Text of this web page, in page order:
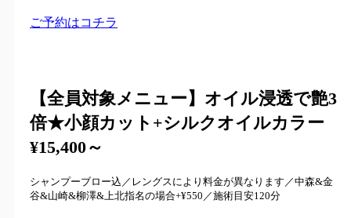
ご予約はコチラ
【全員対象メニュー】 オイル浸透で艶3
倍★小顔カット+シルクオイルカラー
¥15,400～
シャンプーブロー込／レングスにより料金が異なります／中森&金
谷&山崎&柳澤&上北指名の場合+¥550／施術目安120分